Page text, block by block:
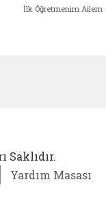
İlk Öğretmenim Ailem
Saklıdır.
Yardım Masası